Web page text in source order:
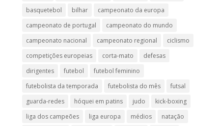
basquetebol
bilhar
campeonato da europa
campeonato de portugal
campeonato do mundo
campeonato nacional
campeonato regional
ciclismo
competições europeias
corta-mato
defesas
dirigentes
futebol
futebol feminino
futebolista da temporada
futebolista do mês
futsal
guarda-redes
hóquei em patins judo
kick-boxing
liga dos campeões
liga europa médios
natação